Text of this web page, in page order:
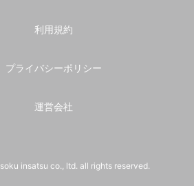
利用規約
プライバシーポリシー
運営会社
insatsu co., ltd. all rights reserved.